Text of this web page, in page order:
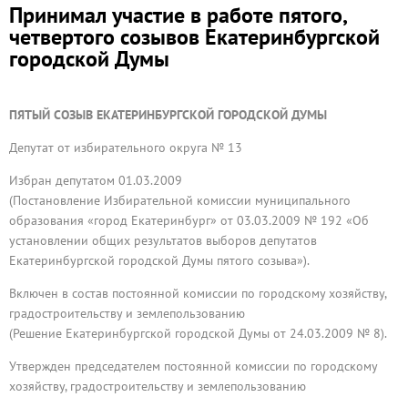
Принимал участие в работе пятого,
четвертого созывов Екатеринбургской
городской Думы
ПЯТЫЙ СОЗЫВ ЕКАТЕРИНБУРГСКОЙ ГОРОДСКОЙ ДУМЫ
Депутат от избирательного округа № 13
Избран депутатом 01.03.2009
(Постановление Избирательной комиссии муниципального
образования «город Екатеринбург» от 03.03.2009 № 192 «Об
установлении общих результатов выборов депутатов
Екатеринбургской городской Думы пятого созыва»).
Включен в состав постоянной комиссии по городскому хозяйству,
градостроительству и землепользованию
(Решение Екатеринбургской городской Думы от 24.03.2009 № 8).
Утвержден председателем постоянной комиссии по городскому
хозяйству, градостроительству и землепользованию